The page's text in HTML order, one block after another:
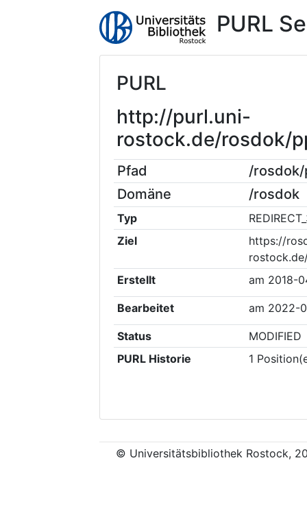
PURL
PURL
http://purl.uni-
rostock.de/rosdok/
Pfad
/rosdok/
Domäne
/rosdok
Typ
Ziel
https://
Erstellt
am 2018-
Bearbeitet am 2022-
Status
MODIFIED
PURL Historie
1
© Universitätsbibliothek Rostock,